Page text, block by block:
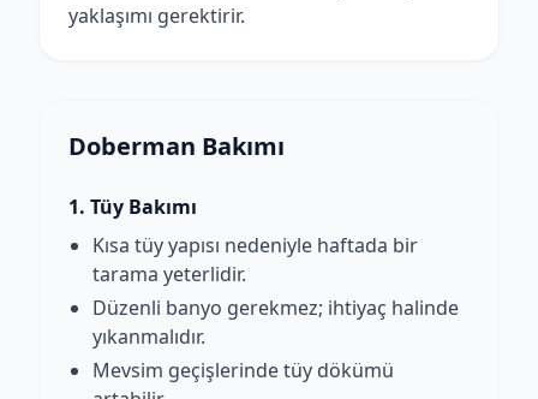
yaklaşımı gerektirir.
Doberman Bakımı
1. Tüy Bakımı
Kısa tüy yapısı nedeniyle haftada bir
tarama yeterlidir.
Düzenli banyo gerekmez; ihtiyaç halinde
yıkanmalıdır.
Mevsim geçişlerinde tüy dökümü